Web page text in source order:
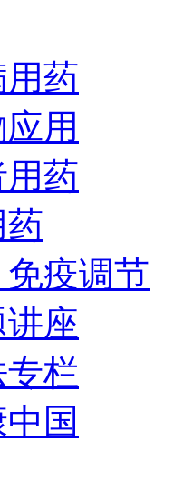
药
用
药
疫调节
座
栏
国